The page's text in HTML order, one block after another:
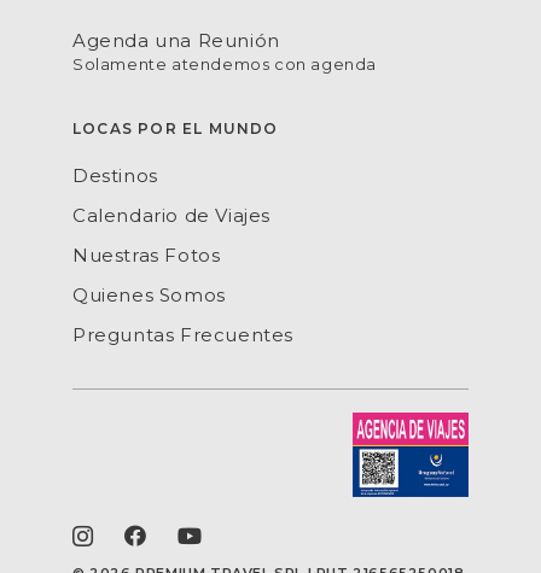
Agenda una Reunión
Solamente atendemos con agenda
LOCAS POR EL MUNDO
Destinos
Calendario de Viajes
Nuestras Fotos
Quienes Somos
Preguntas Frecuentes